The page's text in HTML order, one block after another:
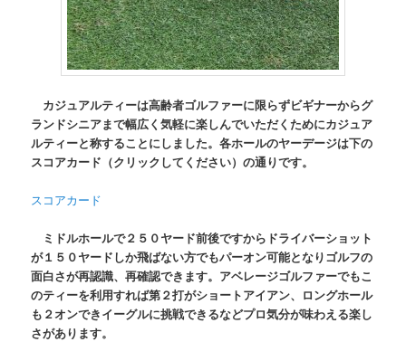
カジュアルティーは高齢者ゴルファーに限らずビギナーからグ
ランドシニアまで幅広く気軽に楽しんでいただくためにカジュア
ルティーと称することにしました。各ホールのヤーデージは下の
スコアカード（クリックしてください）の通りです。
スコアカード
ミドルホールで２５０ヤード前後ですからドライバーショット
が１５０ヤードしか飛ばない方でもパーオン可能となりゴルフの
面白さが再認識、再確認できます。アベレージゴルファーでもこ
のティーを利用すれば第２打がショートアイアン、ロングホール
も２オンできイーグルに挑戦できるなどプロ気分が味わえる楽し
さがあります。